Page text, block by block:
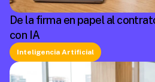
De la firma en papel al
con IA
Inteligencia Artificial